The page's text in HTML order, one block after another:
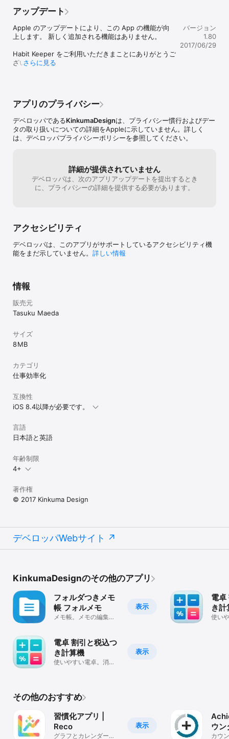
記録が増えてきたら、ぜひカレンダーやグラフで振り返ってみてく
ださい。 コツコツと頑張ってきたことが確認できるので、ますます
この機会にぜひ日課や習慣の記録をはじめてみませんか？
----
この無料版では有料版と次の点が違います
もし有料版をお求めの際には、"Habit Keeper"とAppStoreで検索し
てみてください
----
日課設定
・複数日課の登録
・曜日ごと / 日付の間隔 / １ヶ月うち特定の日付 のいずれかでチェ
ックする日の設定が可能
・数値タイプの場合はテンキーによる入力
・数値タイプは小数、マイナスに対応
・カレンダー表示（左右スワイプで月変更 / 上下スワイプで日課切
り替え）
・各日付とカレンダーではチェックした合計の数の表示
グラフ機能
・チェックタイプは棒グラフ、数値タイプは線グラフの表示
・合計のグラフ表示
・線グラフで画面にさわると詳細なラベルが表示
・３種類のチェックマーク画像追加（チェックマーク / バツ / ま
る）
データバックアップ
・メールの添付によるデータの書き出し
・効果音
・4-inch iPhone5ディスプレイ対応
・アプリケーションの全データをリセットすることができます
・iOS7対応
habitkeeperfree://
アップデート
Apple のアップデートにより、この App の機能が向
上します。 新しく追加される機能はありません。
Habit Keeper をご利用いただきまことにありがとうご
ざいます。
さらに見る
バージョン
1.80
2017/06/29
アプリのプライバシー
デベロッパであるKinkumaDesignは、プライバシー慣行およびデー
タの取り扱いについての詳細をAppleに示していません。詳しく
は、デベロッパプライバシーポリシーを参照してください。
詳細が提供されていません
デベロッパは、次のアプリアップデートを提出するとき
に、プライバシーの詳細を提供する必要があります。
アクセシビリティ
デベロッパは、このアプリがサポートしているアクセシビリティ機
能をまだ示していません。 詳しい情報
情報
販売元
Tasuku Maeda
サイズ
8 MB
カテゴリ
仕事効率化
互換性
iOS 8.4以降が必要です。
言語
日本語と英語
年齢制限
4+
著作権
© 2017 Kinkuma Design
デベロッパWebサイト
KinkumaDesignのその他のアプリ
表示
フォルダつきメモ
帳 フォルメモ
メモ帳。メモの編集が
表示
電卓 割引と税込つ
き計算機
使いやすい電卓。消費
電卓
き
使い
その他のおすすめ
表示
習慣化アプリ |
Reco
グラフとカレンダー記
ウン
カウ